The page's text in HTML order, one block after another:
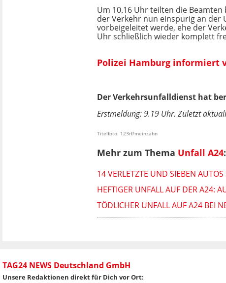
Um 10.16 Uhr teilten die Beamten
der Verkehr nun einspurig an der
vorbeigeleitet werde, ehe der
Uhr schließlich wieder komplett
Polizei Hamburg informiert
Der Verkehrsunfalldienst hat
Erstmeldung: 9.19 Uhr. Zuletzt
Titelfoto: 123rf/meinzahn
Mehr zum Thema Unfall A24:
14 VERLETZTE UND SIEBEN
HEFTIGER UNFALL AUF DER A24:
TÖDLICHER UNFALL AUF A24 BEI
TAG24 NEWS Deutschland GmbH
Unsere Redaktionen direkt für Dich vor Ort: